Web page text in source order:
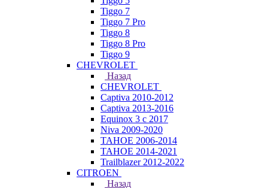
Tiggo 7
Tiggo 7 Pro
Tiggo 8
Tiggo 8 Pro
Tiggo 9
CHEVROLET
Назад
CHEVROLET
Captiva 2010-2012
Captiva 2013-2016
Equinox 3 с 2017
Niva 2009-2020
TAHOE 2006-2014
TAHOE 2014-2021
Trailblazer 2012-2022
CITROEN
Назад